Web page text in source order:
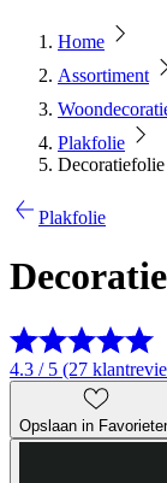
Home
Assortiment
Plakfolie
Plakfolie
4.3 / 5 (27
Opslaan in